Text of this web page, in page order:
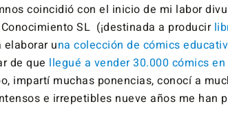
coincidió con el inicio de mi labor
SL (¡destinada a producir
una colección de cómics
de que llegué a vender 30.000 cómics
impartí muchas ponencias, conocí a
e irrepetibles nueve años me han